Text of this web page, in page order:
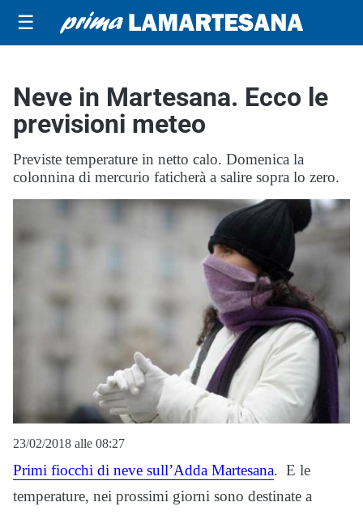
☰
Neve in Martesana. Ecco le
previsioni meteo
Previste temperature in netto calo. Domenica la
colonnina di mercurio faticherà a salire sopra lo zero.
23/02/2018 alle 08:27
Primi fiocchi di neve sull’Adda Martesana. E le
temperature, nei prossimi giorni sono destinate a